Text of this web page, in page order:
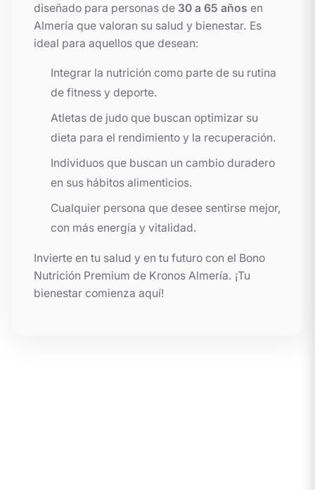
diseñado para personas de 30 a 65 años en
Almería que valoran su salud y bienestar. Es
ideal para aquellos que desean:
Integrar la nutrición como parte de su rutina
de fitness y deporte.
Atletas de judo que buscan optimizar su
dieta para el rendimiento y la recuperación.
Individuos que buscan un cambio duradero
en sus hábitos alimenticios.
Cualquier persona que desee sentirse mejor,
con más energía y vitalidad.
Invierte en tu salud y en tu futuro con el Bono
Nutrición Premium de Kronos Almería. ¡Tu
bienestar comienza aquí!